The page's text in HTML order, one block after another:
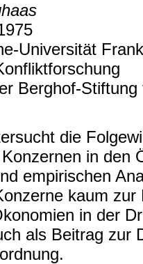
Universität
Berghof-
die
in den
empirischen
kaum
in der
als Beitrag zur